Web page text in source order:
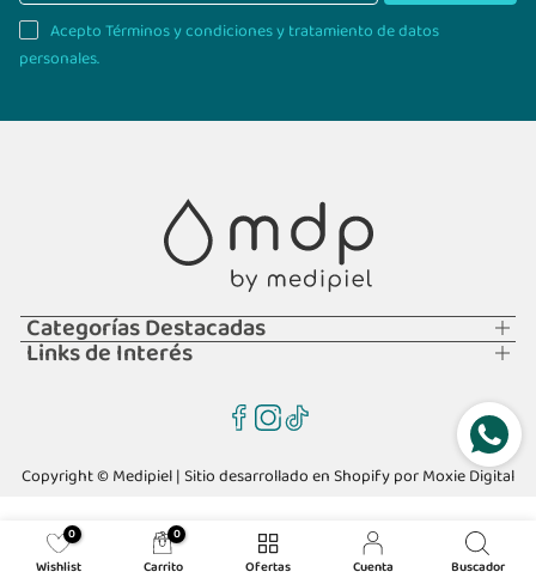
Acepto Términos y condiciones y tratamiento de datos
personales.
Categorías Destacadas
Links de Interés
Copyright © Medipiel | Sitio desarrollado en Shopify porMoxie Digital
0
Wishlist
0
Carrito Ofertas Cuenta Buscador